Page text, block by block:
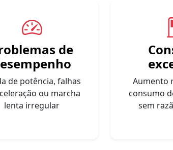
de
de potência, falhas
ou marcha
lenta irregular
Aumento
consumo
sem